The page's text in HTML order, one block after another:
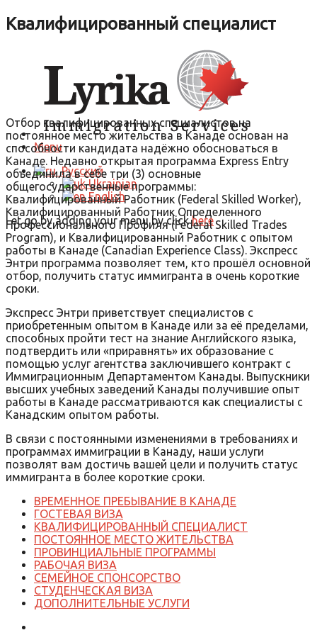
Квалифицированный специалист
Menu
Русский
Ukrainian
English
Let go by adding your menu by clickhere
Отбор квалифицированных специалистов на
постоянное место жительства в Канаде основан на
способности кандидата надёжно обосноваться в
Канаде. Недавно открытая программа Express Entry
объединила в себе три (3) основные
общегосударственные программы:
Квалифицированный Работник (Federal Skilled Worker),
Квалифицированный Работник Определенного
Профессионального Профиля (Federal Skilled Trades
Program), и Квалифицированный Работник с опытом
работы в Канаде (Canadian Experience Class). Экспресс
Энтри программа позволяет тем, кто прошёл основной
отбор, получить статус иммигранта в очень короткие
сроки.
Экспресс Энтри приветствует специалистов с
приобретенным опытом в Канаде или за её пределами,
способных пройти тест на знание Английского языка,
подтвердить или «приравнять» их образование с
помощью услуг агентства заключившего контракт с
Иммиграционным Департаментом Канады. Выпускники
высших учебных заведений Канады получившие опыт
работы в Канаде рассматриваются как специалисты с
Канадским опытом работы.
В связи с постоянными изменениями в требованиях и
программах иммиграции в Канаду, наши услуги
позволят вам достичь вашей цели и получить статус
иммигранта в более короткие сроки.
ВРЕМЕННОЕ ПРЕБЫВАНИЕ В КАНАДЕ
ГОСТЕВАЯ ВИЗА
КВАЛИФИЦИРОВАННЫЙ СПЕЦИАЛИСТ
ПОСТОЯННОЕ МЕСТО ЖИТЕЛЬСТВА
ПРОВИНЦИАЛЬНЫЕ ПРОГРАММЫ
РАБОЧАЯ ВИЗА
СЕМЕЙНОЕ СПОНСОРСТВО
СТУДЕНЧЕСКАЯ ВИЗА
ДОПОЛНИТЕЛЬНЫЕ УСЛУГИ